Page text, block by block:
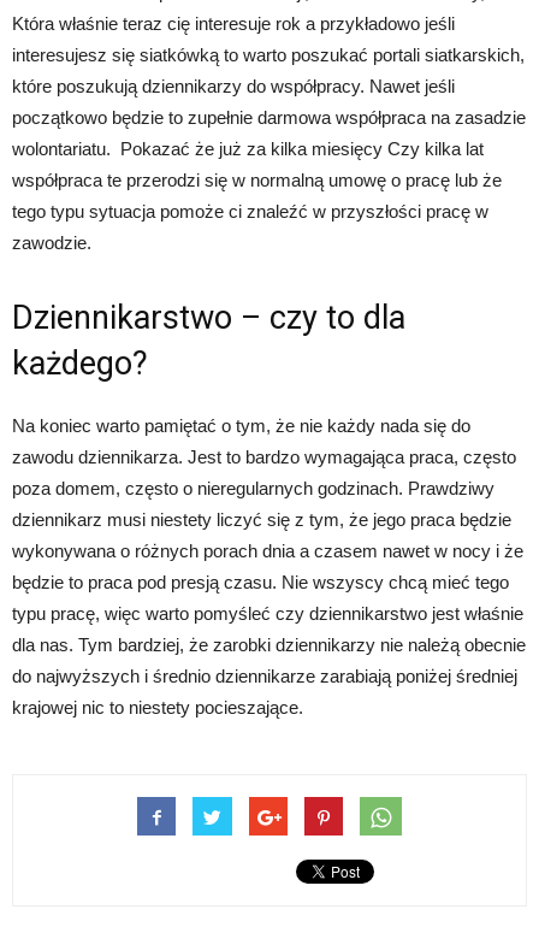
Która właśnie teraz cię interesuje rok a przykładowo jeśli
interesujesz się siatkówką to warto poszukać portali siatkarskich,
które poszukują dziennikarzy do współpracy. Nawet jeśli
początkowo będzie to zupełnie darmowa współpraca na zasadzie
wolontariatu. Pokazać że już za kilka miesięcy Czy kilka lat
współpraca te przerodzi się w normalną umowę o pracę lub że
tego typu sytuacja pomoże ci znaleźć w przyszłości pracę w
zawodzie.
Dziennikarstwo – czy to dla
każdego?
Na koniec warto pamiętać o tym, że nie każdy nada się do
zawodu dziennikarza. Jest to bardzo wymagająca praca, często
poza domem, często o nieregularnych godzinach. Prawdziwy
dziennikarz musi niestety liczyć się z tym, że jego praca będzie
wykonywana o różnych porach dnia a czasem nawet w nocy i że
będzie to praca pod presją czasu. Nie wszyscy chcą mieć tego
typu pracę, więc warto pomyśleć czy dziennikarstwo jest właśnie
dla nas. Tym bardziej, że zarobki dziennikarzy nie należą obecnie
do najwyższych i średnio dziennikarze zarabiają poniżej średniej
krajowej nic to niestety pocieszające.